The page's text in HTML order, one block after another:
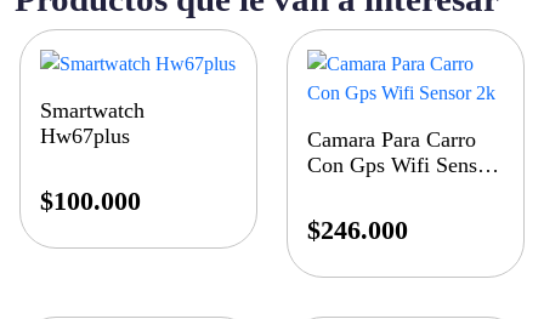
Smartwatch
Hw67plus
$100.000
Camara Para Carro
Con Gps Wifi Sensor
$246.000